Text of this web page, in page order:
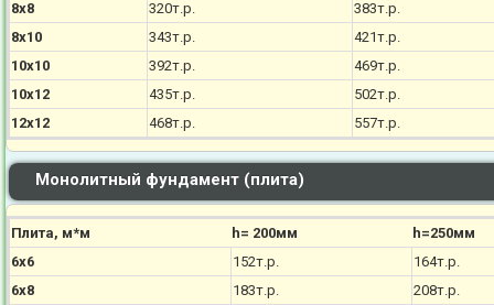
8х8
320т.р.
383т.р.
8х10
343т.р.
421т.р.
10х10
392т.р.
469т.р.
10х12
435т.р.
502т.р.
12х12
468т.р. 557т.р.
Монолитный фундамент (плита)
Плита, м*м h= 200мм
h=250мм
6х6
152т.р.
164т.р.
6х8
183т.р.
208т.р.